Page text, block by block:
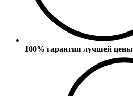
100% гарантия лучшей цены